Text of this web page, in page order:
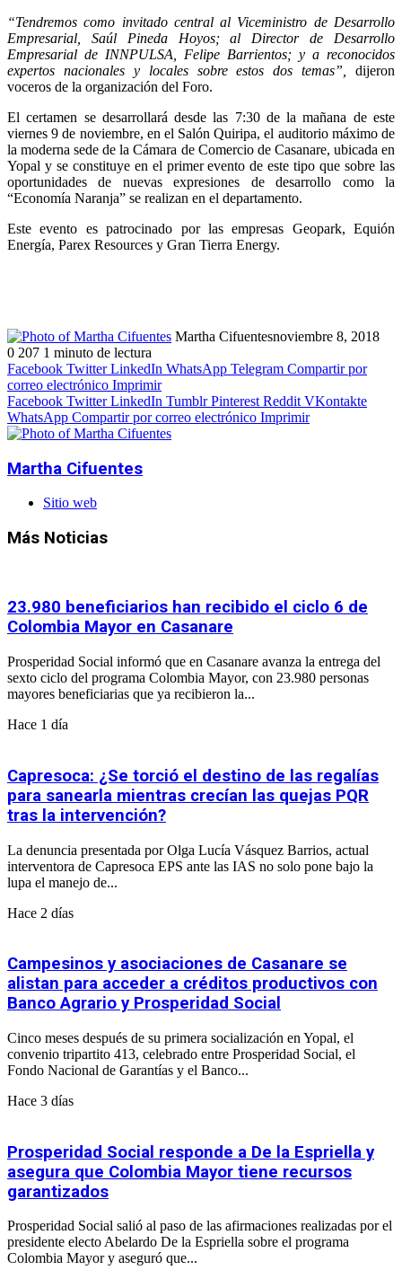
“Tendremos como invitado central al Viceministro de Desarrollo
Empresarial, Saúl Pineda Hoyos; al Director de Desarrollo
Empresarial de INNPULSA, Felipe Barrientos; y a reconocidos
expertos nacionales y locales sobre estos dos temas”, dijeron
voceros de la organización del Foro.
El certamen se desarrollará desde las 7:30 de la mañana de este
viernes 9 de noviembre, en el Salón Quiripa, el auditorio máximo de
la moderna sede de la Cámara de Comercio de Casanare, ubicada en
Yopal y se constituye en el primer evento de este tipo que sobre las
oportunidades de nuevas expresiones de desarrollo como la
“Economía Naranja” se realizan en el departamento.
Este evento es patrocinado por las empresas Geopark, Equión
Energía, Parex Resources y Gran Tierra Energy.
Martha Cifuentesnoviembre 8, 2018
0 207 1 minuto de lectura
Facebook Twitter LinkedIn WhatsApp Telegram Compartir por
correo electrónico Imprimir
Facebook Twitter LinkedIn Tumblr Pinterest Reddit VKontakte
WhatsApp Compartir por correo electrónico Imprimir
Martha Cifuentes
Sitio web
Más Noticias
23.980 beneficiarios han recibido el ciclo 6 de
Colombia Mayor en Casanare
Prosperidad Social informó que en Casanare avanza la entrega del
sexto ciclo del programa Colombia Mayor, con 23.980 personas
mayores beneficiarias que ya recibieron la...
Hace 1 día
Capresoca: ¿Se torció el destino de las regalías
para sanearla mientras crecían las quejas PQR
tras la intervención?
La denuncia presentada por Olga Lucía Vásquez Barrios, actual
interventora de Capresoca EPS ante las IAS no solo pone bajo la
lupa el manejo de...
Hace 2 días
Campesinos y asociaciones de Casanare se
alistan para acceder a créditos productivos con
Banco Agrario y Prosperidad Social
Cinco meses después de su primera socialización en Yopal, el
convenio tripartito 413, celebrado entre Prosperidad Social, el
Fondo Nacional de Garantías y el Banco...
Hace 3 días
Prosperidad Social responde a De la Espriella y
asegura que Colombia Mayor tiene recursos
garantizados
Prosperidad Social salió al paso de las afirmaciones realizadas por el
presidente electo Abelardo De la Espriella sobre el programa
Colombia Mayor y aseguró que...